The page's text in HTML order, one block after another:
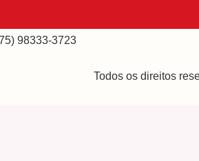
98333-3723
Todos os direitos